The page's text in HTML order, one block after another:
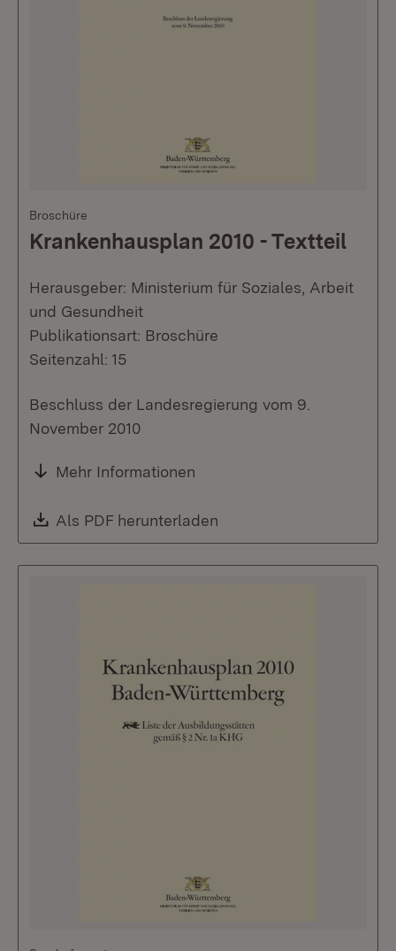
Broschüre
Krankenhausplan 2010 - Textteil
Herausgeber: Ministerium für Soziales, Arbeit
und Gesundheit
Publikationsart: Broschüre
Seitenzahl: 15
Beschluss der Landesregierung vom 9.
November 2010
Mehr Informationen
Download:
Als PDF herunterladen